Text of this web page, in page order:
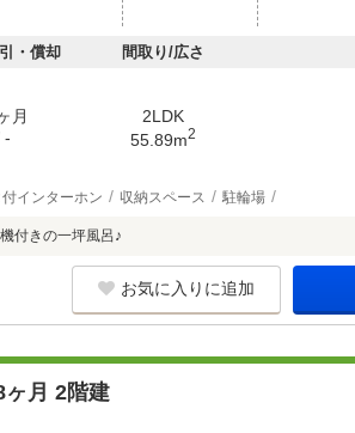
・償却 間取り/広さ
月
-
2LDK
55.89m2
インターホン 収納スペース 駐輪場
付きの一坪風呂♪
お気に入りに追加
月 2階建